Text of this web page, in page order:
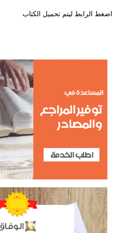
اضغط الرابط ليتم تحميل الكتاب